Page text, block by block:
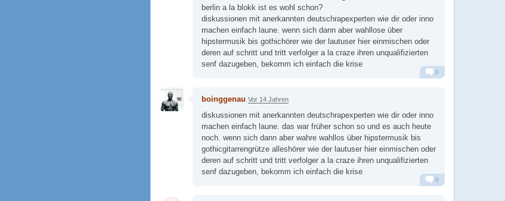
berlin a la blokk ist es wohl schon?
diskussionen mit anerkannten deutschrapexperten wie dir oder inno
machen einfach laune. wenn sich dann aber wahllose über
hipstermusik bis gothichörer wie der lautuser hier einmischen oder
deren auf schritt und tritt verfolger a la craze ihren unqualifizierten
senf dazugeben, bekomm ich einfach die krise
0
boinggenau Vor 14 Jahren
diskussionen mit anerkannten deutschrapexperten wie dir oder inno
machen einfach laune. das war früher schon so und es auch heute
noch. wenn sich dann aber wahre wahllos über hipstermusik bis
gothicgitarrengrütze alleshörer wie der lautuser hier einmischen oder
deren auf schritt und tritt verfolger a la craze ihren unqualifizierten
senf dazugeben, bekomm ich einfach die krise
0